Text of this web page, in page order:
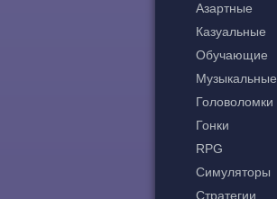
Азартные
Казуальные
Обучающие
Музыкальные
Головоломки
Гонки
RPG
Симуляторы
Стратегии